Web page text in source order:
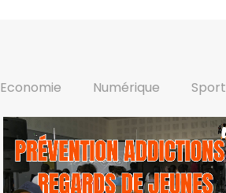
Economie Numérique Sport